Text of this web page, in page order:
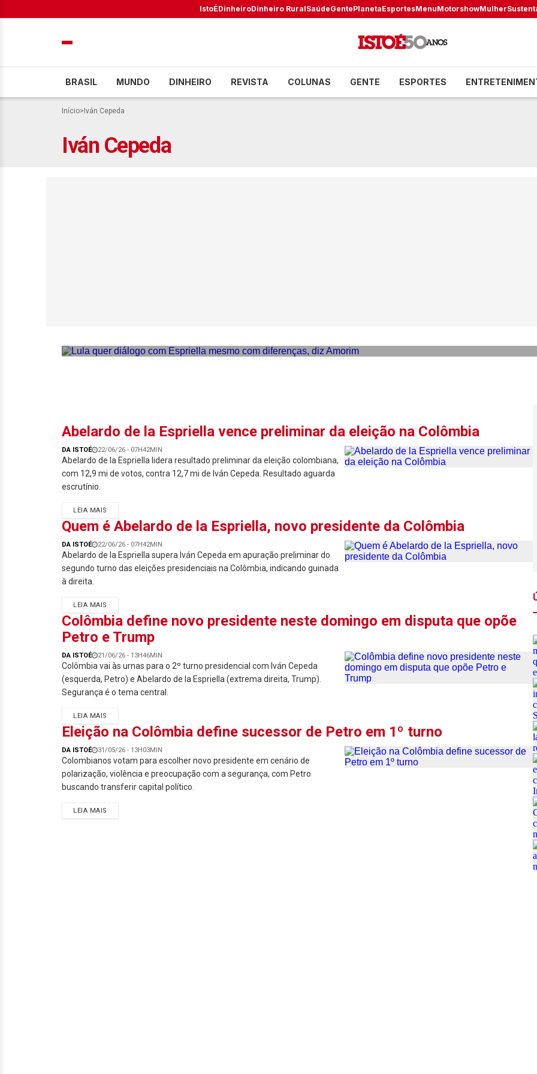
IstoÉDinheiroDinheiro RuralSaúdeGentePlanetaEsportesMenuMotorshowMulher
BRASIL MUNDO DINHEIRO REVISTA COLUNAS GENTE ESPORTES
Início> Iván Cepeda
Iván Cepeda
Abelardo de la Espriella vence preliminar da eleição na Colômbia
DA ISTOÉ 22/06/26 - 07H42MIN
Abelardo de la Espriella lidera resultado preliminar da eleição colombiana,
com 12,9 mi de votos, contra 12,7 mi de Iván Cepeda. Resultado aguarda
escrutínio.
LEIA MAIS
Quem é Abelardo de la Espriella, novo presidente da Colômbia
DA ISTOÉ 22/06/26 - 07H42MIN
Abelardo de la Espriella supera Iván Cepeda em apuração preliminar do
segundo turno das eleições presidenciais na Colômbia, indicando guinada
à direita.
LEIA MAIS
Colômbia define novo presidente neste domingo em disputa que opõe
Petro e Trump
DA ISTOÉ 21/06/26 - 13H46MIN
Colômbia vai às urnas para o 2º turno presidencial com Iván Cepeda
(esquerda, Petro) e Abelardo de la Espriella (extrema direita, Trump).
Segurança é o tema central.
LEIA MAIS
Eleição na Colômbia define sucessor de Petro em 1º turno
DA ISTOÉ 31/05/26 - 13H03MIN
Colombianos votam para escolher novo presidente em cenário de
polarização, violência e preocupação com a segurança, com Petro
buscando transferir capital político.
LEIA MAIS